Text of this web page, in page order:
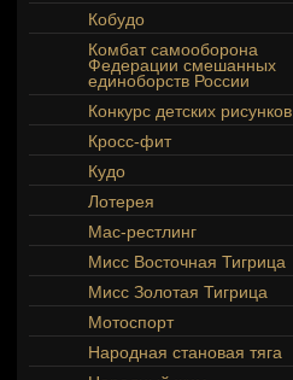
Кобудо
Комбат самооборона
Федерации смешанных
единоборств России
Конкурс детских рисунков
Кросс-фит
Кудо
Лотерея
Мас-рестлинг
Мисс Восточная Тигрица
Мисс Золотая Тигрица
Мотоспорт
Народная становая тяга